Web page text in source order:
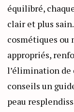
équilibré,
clair et plus
cosmétiques ou
appropriés,
l’élimination de
conseils un
peau